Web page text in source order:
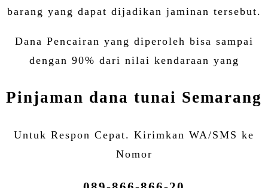
barang yang dapat dijadikan jaminan tersebut.
Dana Pencairan yang diperoleh bisa sampai
dengan 90% dari nilai kendaraan yang
Pinjaman dana tunai Semarang
Untuk Respon Cepat. Kirimkan WA/SMS ke
Nomor